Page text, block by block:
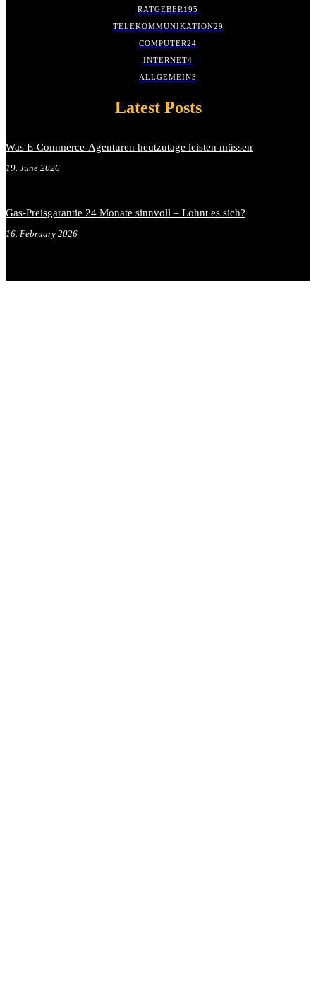
RATGEBER 195
TELEKOMMUNIKATION29
COMPUTER24
INTERNET4
ALLGEMEIN3
Latest Posts
Was E-Commerce-Agenturen heutzutage leisten müssen
19. June 2026
Gas-Preisgarantie 24 Monate sinnvoll – Lohnt es sich?
16. February 2026